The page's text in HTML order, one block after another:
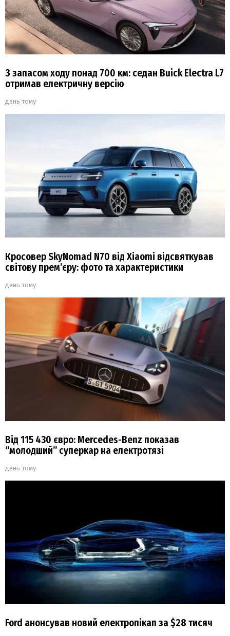
З запасом ходу понад 700 км: седан Buick Electra L7
отримав електричну версію
день тому
Кросовер SkyNomad N70 від Xiaomi відсвяткував
світову прем’єру: фото та характеристики
день тому
Від 115 430 євро: Mercedes-Benz показав
“молодший” суперкар на електротязі
день тому
Ford анонсував новий електропікап за $28 тисяч